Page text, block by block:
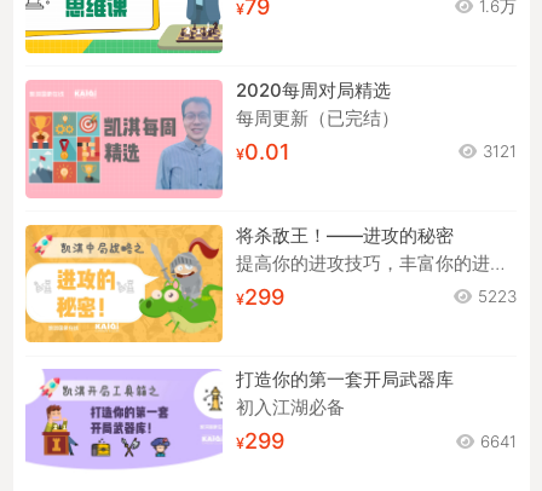
79 1.6万
2020每周对局精选
每周更新（已完结）
0.01 3121
将杀敌王！——进攻的秘密
提高你的进攻技巧，丰富你的进攻手段！
299 5223
打造你的第一套开局武器库
初入江湖必备
299 6641